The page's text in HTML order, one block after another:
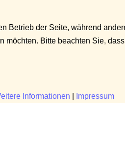
der Seite, während
Bitte beachten Sie,
Informationen Impressum